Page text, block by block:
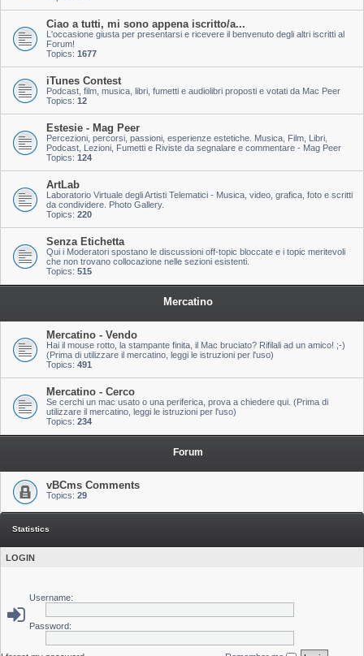
Ciao a tutti, mi sono appena iscritto/a...
L'occasione giusta per presentarsi e ricevere il benvenuto degli altri iscritti al
Forum!
Topics: 1677
iTunes Contest
Podcast, film, musica, libri, fumetti e audiolibri proposti e votati da Mac Peer
Topics: 12
Estesie - Mag Peer
Percezioni, percorsi, passioni, esperienze estetiche. Musica, Film, Libri,
Podcast, Lezioni, Fumetti e Riviste da segnalare e commentare - Mag Peer
Topics: 124
ArtLab
Laboratorio Virtuale degli Artisti Telematici - Musica, video, grafica, foto e scritti
da condividere. Photo Gallery.
Topics: 220
Senza Etichetta
Qui i Moderatori spostano le discussioni off-topic bloccate e i topic meritevoli
che non trovano collocazione nelle sezioni esistenti.
Topics: 515
Mercatino
Mercatino - Vendo
Hai il mouse rotto, la stampante finita, il Mac bruciato? Rifilali ad un amico! ;-)
(Prima di utilizzare il mercatino, leggi le istruzioni per l'uso)
Topics: 491
Mercatino - Cerco
Se cerchi un mac usato o una periferica, prova a chiedere qui. (Prima di
utilizzare il mercatino, leggi le istruzioni per l'uso)
Topics: 234
Forum
vBCms Comments
Topics: 29
Statistics
LOGIN
Username:
Password: